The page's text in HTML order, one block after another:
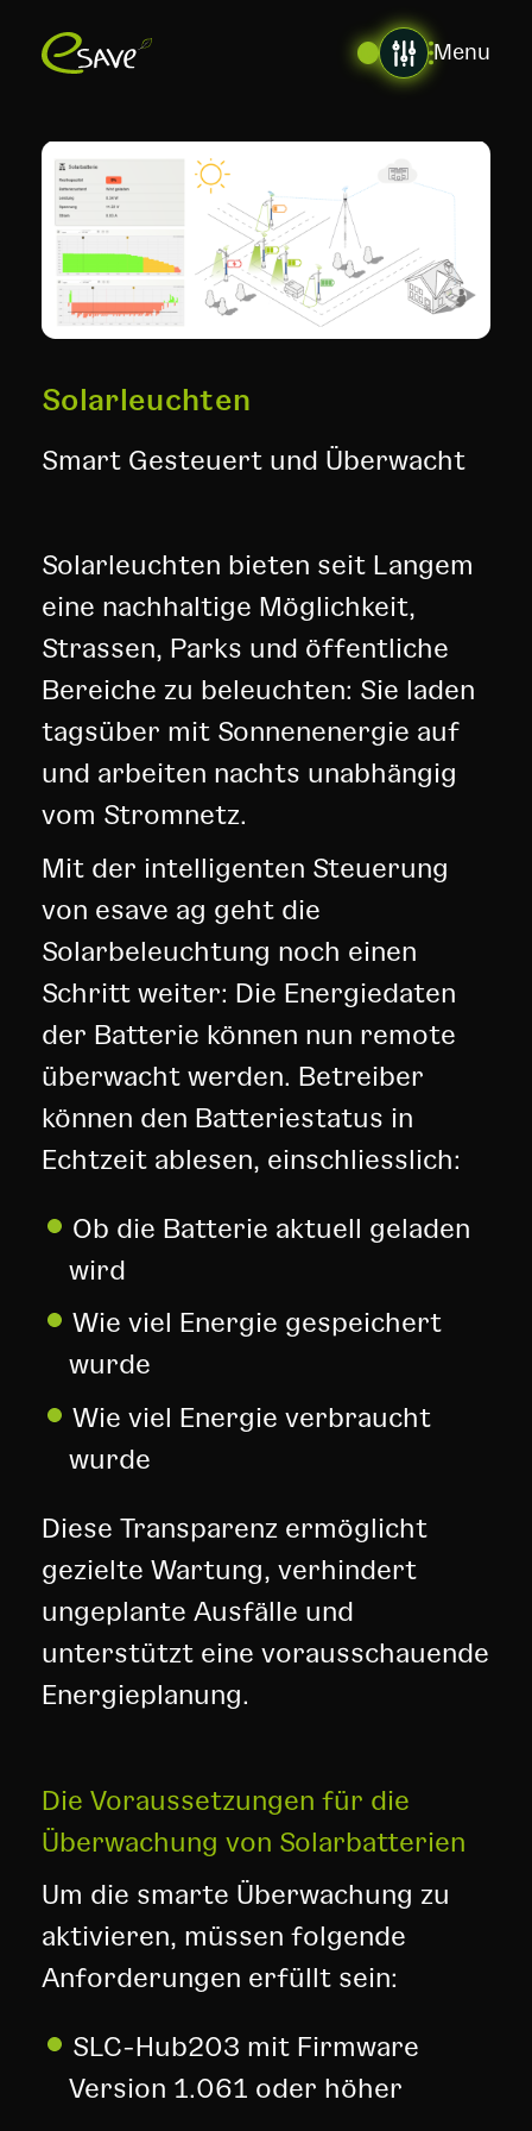
Menu
Solarleuchten
Smart Gesteuert und Überwacht
Solarleuchten bieten seit Langem
eine nachhaltige Möglichkeit,
Strassen, Parks und öffentliche
Bereiche zu beleuchten: Sie laden
tagsüber mit Sonnenenergie auf
und arbeiten nachts unabhängig
vom Stromnetz.
Mit der intelligenten Steuerung
von esave ag geht die
Solarbeleuchtung noch einen
Schritt weiter: Die Energiedaten
der Batterie können nun remote
überwacht werden. Betreiber
können den Batteriestatus in
Echtzeit ablesen, einschliesslich:
Ob die Batterie aktuell geladen
wird
Wie viel Energie gespeichert
wurde
Wie viel Energie verbraucht
wurde
Diese Transparenz ermöglicht
gezielte Wartung, verhindert
ungeplante Ausfälle und
unterstützt eine vorausschauende
Energieplanung.
Die Voraussetzungen für die
Überwachung von Solarbatterien
Um die smarte Überwachung zu
aktivieren, müssen folgende
Anforderungen erfüllt sein:
SLC-Hub203 mit Firmware
Version 1.061 oder höher